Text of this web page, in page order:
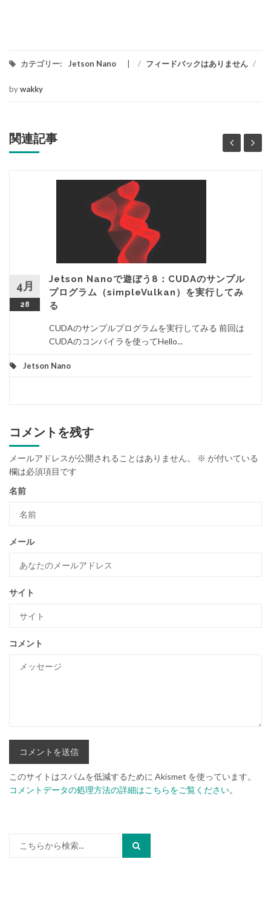
カテゴリー: Jetson Nano / フィードバックはありません /
bywakky
関連記事
4月
28
Jetson Nanoで遊ぼう8：CUDAのサンプル
プログラム（simpleVulkan）を実行してみ
る
CUDAのサンプルプログラムを実行してみる 前回は
CUDAのコンパイラを使ってHello...
Jetson Nano
コメントを残す
メールアドレスが公開されることはありません。 ※ が付いている
欄は必須項目です
名前
メール
サイト
コメント
このサイトはスパムを低減するために Akismet を使っています。
コメントデータの処理方法の詳細はこちらをご覧ください。